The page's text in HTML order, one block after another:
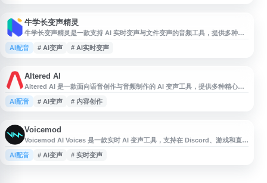
牛学长变声精灵
牛学长变声精灵是一款支持 AI 实时变声与文件变声的音频工具，提供多种变
声特效和音效选择，可用于美化音色、转换性别声音，并适配常见游戏、直播
及语音软件。用户还可上传音频或视频文件进行变声处理，适合游戏开黑、直
AI配音 # AI变声 # AI实时变声
Altered AI
Altered AI 是一款面向语音创作与音频制作的 AI 变声工具，提供多种精心设
计的人工智能声音，可将用户原始声音转换为不同风格的专业语音表现。平台
适用于配音、内容创作、游戏、视频和播客等场景，帮助创作者提升语音制作
AI配音 # AI变声 # 内容创作
Voicemod
Voicemod AI Voices 是一款实时 AI 变声工具，支持在 Discord、游戏和直播
场景中使用。用户可通过软件快速切换多种拟真 AI 声音，用于语音聊天、内
容创作或在线互动。该工具提供免费试用，安装与设置流程较简单，适合需要
AI配音 # AI变声 # 实时变声